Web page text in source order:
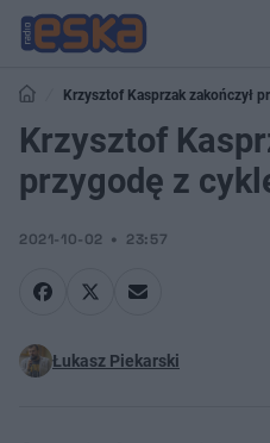
Krzysztof Kasprzak zakończył
Krzysztof
przygodę z
2021-10-02 23:57
Łukasz Piekarski